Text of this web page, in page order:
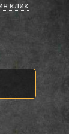
клик